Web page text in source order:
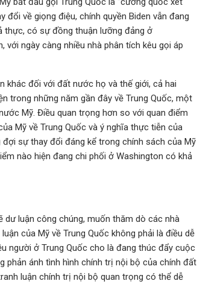
đổi về giọng điệu, chính quyền Biden vẫn đang
thực, có sự đồng thuận lưỡng đảng ở
ngày càng nhiều nhà phân tích kêu gọi áp
khác đối với đất nước họ và thế giới, cả hai
trong những năm gần đây về Trung Quốc, một
Mỹ. Điều quan trọng hơn so với quan điểm
Mỹ về Trung Quốc và ý nghĩa thực tiễn của
sự thay đổi đáng kể trong chính sách của Mỹ
nào hiện đang chi phối ở Washington có khả
dư luận công chúng, muốn thăm dò các nhà
của Mỹ về Trung Quốc không phải là điều dễ
người ở Trung Quốc cho là đang thúc đẩy cuộc
phản ánh tình hình chính trị nội bộ của chính đất
luận chính trị nội bộ quan trọng có thể dễ